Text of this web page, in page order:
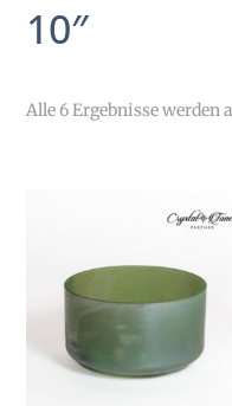
10″
Alle 6 Ergebnisse werden